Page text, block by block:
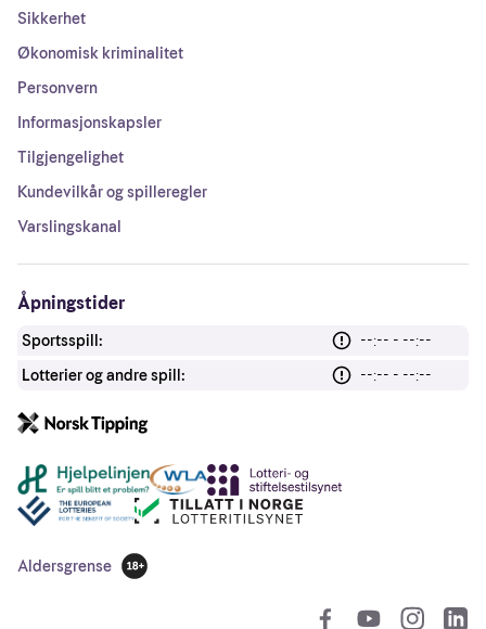
Sikkerhet
Økonomisk kriminalitet
Personvern
Informasjonskapsler
Tilgjengelighet
Kundevilkår og spilleregler
Varslingskanal
Åpningstider
Sportsspill:
--:-- - --:--
Lotterier og andre spill:
--:-- - --:--
Andre lenker
Aldersgrense
18 år